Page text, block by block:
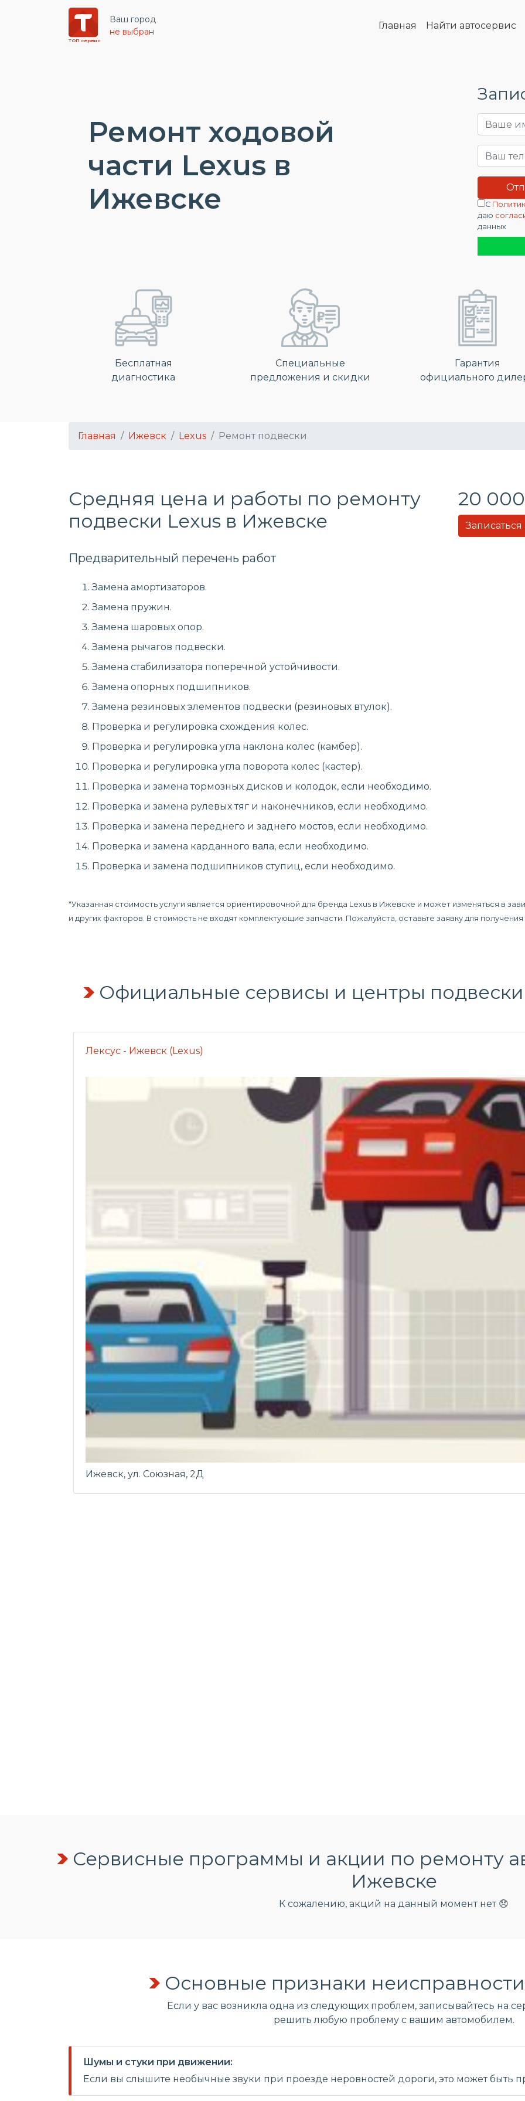
ТОП сервис
Ваш город
не выбран
Главная Найти автосервис
Ремонт ходовой
части Lexus в
Ижевске
С
даю
данных
Бесплатная
диагностика
Специальные
предложения и скидки
Гарантия
официального
Главная Ижевск Lexus Ремонт подвески
Средняя цена и работы по ремонту
подвески Lexus в Ижевске
20
Предварительный перечень работ
Замена амортизаторов.
Замена пружин.
Замена шаровых опор.
Замена рычагов подвески.
Замена стабилизатора поперечной устойчивости.
Замена опорных подшипников.
Замена резиновых элементов подвески (резиновых втулок).
Проверка и регулировка схождения колес.
Проверка и регулировка угла наклона колес (камбер).
Проверка и регулировка угла поворота колес (кастер).
Проверка и замена тормозных дисков и колодок, если необходимо.
Проверка и замена рулевых тяг и наконечников, если необходимо.
Проверка и замена переднего и заднего мостов, если необходимо.
Проверка и замена карданного вала, если необходимо.
Проверка и замена подшипников ступиц, если необходимо.
*Указанная стоимость услуги является ориентировочной для бренда Lexus в Ижевске и может изменяться в
и других факторов. В стоимость не входят комплектующие запчасти. Пожалуйста, оставьте заявку для
Официальные сервисы и центры
Лексус - Ижевск (Lexus)
Ижевск, ул. Союзная, 2Д
Сервисные программы и акции по ремонту
Ижевске
К сожалению, акций на данный момент нет 😞
Основные признаки
Если у вас возникла одна из следующих проблем, записывайтесь на
решить любую проблему с вашим автомобилем.
Шумы и стуки при движении:
Если вы слышите необычные звуки при проезде неровностей дороги, это может быть